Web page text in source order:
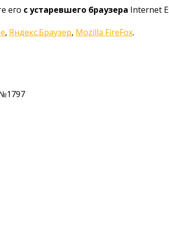
его с устаревшего браузера Internet
, Яндекс.Браузер, Mozilla FireFox.